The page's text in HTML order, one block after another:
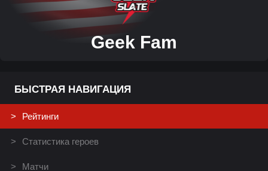
Geek Fam
БЫСТРАЯ НАВИГАЦИЯ
Рейтинги
Статистика героев
Матчи